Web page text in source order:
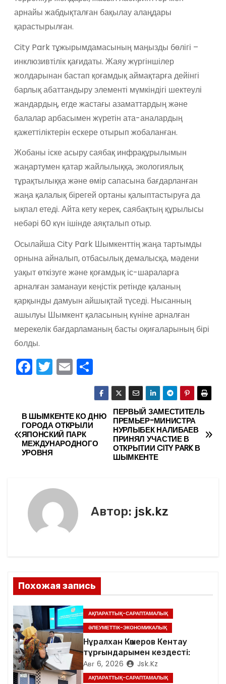
арнайы жабдықталған бақылау алаңдары
қарастырылған.
City Park тұжырымдамасының маңызды бөлігі –
инклюзивтілік қағидаты. Жаяу жүргіншілер
жолдарынан бастап қоғамдық аймақтарға дейінгі
барлық абаттандыру элементі мүмкіндігі шектеулі
жандардың, егде жастағы азаматтардың және
балалар арбасымен жүретін ата-аналардың
қажеттіліктерін ескере отырып жобаланған.
Жобаны іске асыру саябақ инфрақұрылымын
жаңартумен қатар жайлылыққа, экологиялық
тұрақтылыққа және өмір сапасына бағдарланған
жаңа қалалық бірегей ортаны қалыптастыруға да
ықпал етеді. Айта кету керек, саябақтың құрылысы
небәрі 60 күн ішінде аяқталып отыр.
Осылайша City Park Шымкенттің жаңа тартымды
орнына айналып, отбасылық демалысқа, мәдени
уақыт өткізуге және қоғамдық іс-шараларға
арналған заманауи кеңістік ретінде қаланың
қарқынды дамуын айшықтай түседі. Нысанның
ашылуы Шымкент қаласының күніне арналған
мерекелік бағдарламаның басты оқиғаларының бірі
болды.
F
e
b
o
T
er
E
l
О
тп
р
а
в
и
Н
а
в
я
п
о
з
а
ПЕРВЫЙ ЗАМЕСТИТЕЛЬ
ПРЕМЬЕР-МИНИСТРА
НУРЛЫБЕК НАЛИБАЕВ
ПРИНЯЛ УЧАСТИЕ В
ОТКРЫТИИ CITY PARK В
ШЫМКЕНТЕ
В ШЫМКЕНТЕ КО ДНЮ
ГОРОДА ОТКРЫЛИ
ЯПОНСКИЙ ПАРК
МЕЖДУНАРОДНОГО
УРОВНЯ
Автор: jsk.kz
Похожая запись
АҚПАРАТТЫҚ-САРАПТАМАЛЫҚ
ӘЛЕУМЕТТІК-ЭКОНОМИКАЛЫҚ
Нұралхан Көшеров Кентау
тұрғындарымен кездесті:
Авг 6, 2026 Jsk.kz
АҚПАРАТТЫҚ-САРАПТАМАЛЫҚ